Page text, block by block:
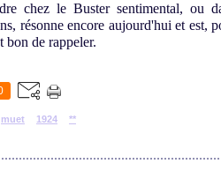
chez le Buster sentimental, ou
résonne encore aujourd'hui et est,
bon de rappeler.
muet 1924 **